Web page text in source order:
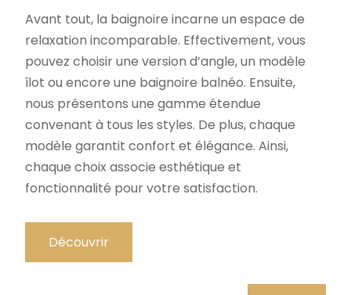
Avant tout, la baignoire incarne un espace de
relaxation incomparable. Effectivement, vous
pouvez choisir une version d’angle, un modèle
îlot ou encore une baignoire balnéo. Ensuite,
nous présentons une gamme étendue
convenant à tous les styles. De plus, chaque
modèle garantit confort et élégance. Ainsi,
chaque choix associe esthétique et
fonctionnalité pour votre satisfaction.
Découvrir